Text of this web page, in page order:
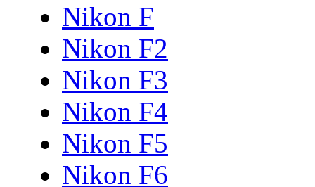
Nikon F
Nikon F2
Nikon F3
Nikon F4
Nikon F5
Nikon F6